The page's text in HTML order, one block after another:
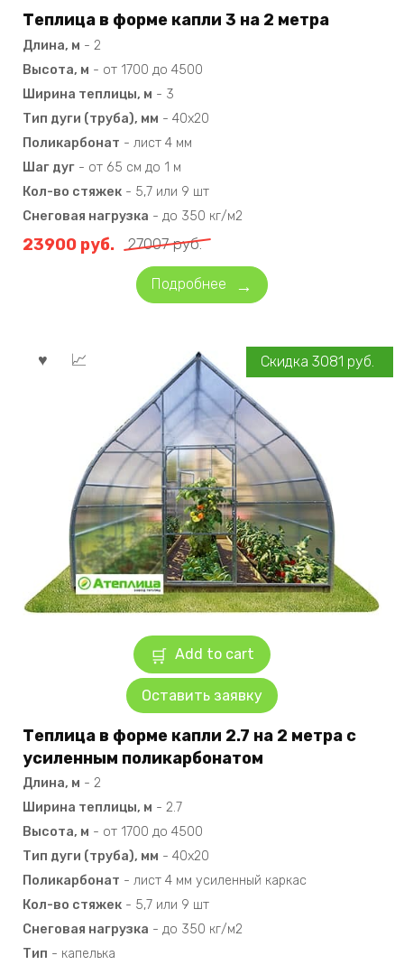
Теплица в форме капли 3 на 2 метра
Длина, м - 2
Высота, м - от 1700 до 4500
Ширина теплицы, м - 3
Тип дуги (труба), мм - 40х20
Поликарбонат - лист 4 мм
Шаг дуг - от 65 см до 1 м
Кол-во стяжек - 5,7 или 9 шт
Снеговая нагрузка - до 350 кг/м2
27007руб.
23900 руб.
Подробнее
Add to cart
Оставить заявку
Скидка 3081 руб.
Теплица в форме капли 2.7 на 2 метра с
усиленным поликарбонатом
Длина, м - 2
Ширина теплицы, м - 2.7
Высота, м - от 1700 до 4500
Тип дуги (труба), мм - 40х20
Поликарбонат - лист 4 мм усиленный каркас
Кол-во стяжек - 5,7 или 9 шт
Снеговая нагрузка - до 350 кг/м2
Тип - капелька